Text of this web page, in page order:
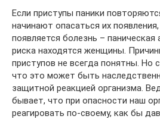
Если приступы паники
начинают опасаться их
появляется болезнь – паническая
риска находятся женщины.
приступов не всегда понятны. Но
что это может быть
защитной реакцией организма.
бывает, что при опасности наш
реагировать по-своему, как бы